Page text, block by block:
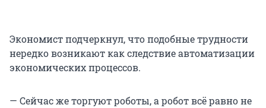
Экономист подчеркнул, что подобные трудности
нередко возникают как следствие автоматизации
экономических процессов.
— Сейчас же торгуют роботы, а робот всё равно не